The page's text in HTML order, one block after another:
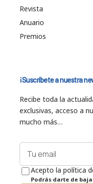
Revista
Anuario
Premios
¡Suscríbete a nuestra
Recibe toda la
exclusivas, acceso a
mucho más…
Acepto la política
Podrás darte de